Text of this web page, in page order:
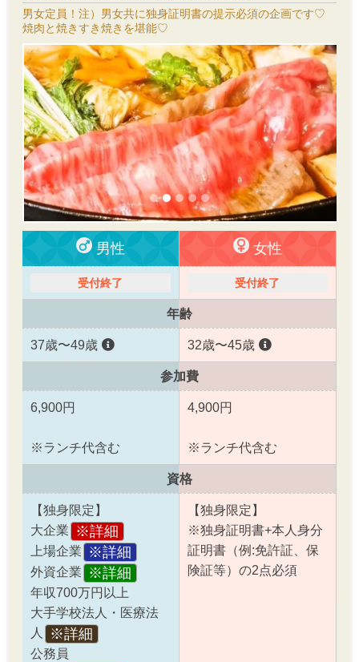
男女定員！注）男女共に独身証明書の提示必須の企画です♡
焼肉と焼きすき焼きを堪能♡
男性 女性
受付終了 受付終了
年齢
37歳〜49歳 32歳〜45歳
参加費
6,900円
※ランチ代含む
4,900円
※ランチ代含む
資格
【独身限定】
大企業
※詳細
上場企業 ※詳細
外資企業 ※詳細
年収700万円以上
大手学校法人・医療法
人
※詳細
公務員
【独身限定】
※独身証明書+本人身分
証明書（例:免許証、保
険証等）の2点必須